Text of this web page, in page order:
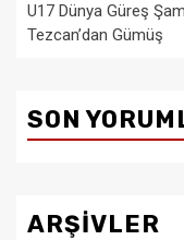
U17 Dünya Güreş
Tezcan’dan Gümüş
SON
ARŞIVLER